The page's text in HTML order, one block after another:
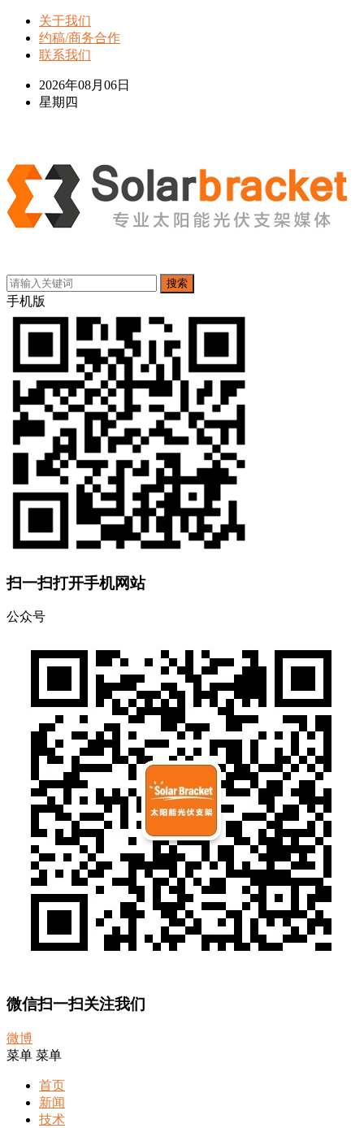
关于我们
约稿/商务合作
联系我们
2026年08月06日
星期四
搜索
手机版
扫一扫打开手机网站
公众号
微信扫一扫关注我们
微博
菜单 菜单
首页
新闻
技术